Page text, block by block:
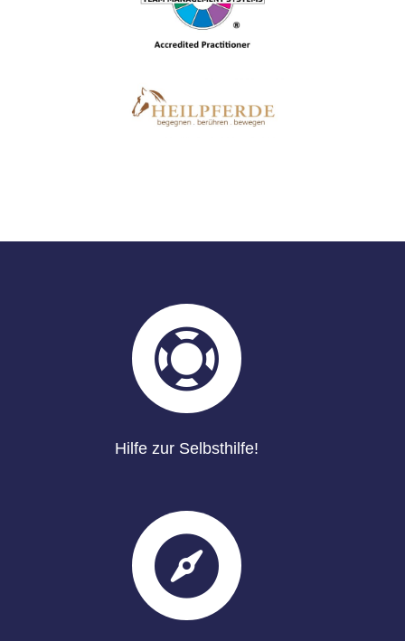

Hilfe zur Selbsthilfe!
